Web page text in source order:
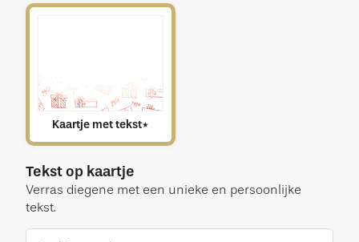
Kaartje met tekst*
Tekst op kaartje
Verras diegene met een unieke en persoonlijke
tekst.